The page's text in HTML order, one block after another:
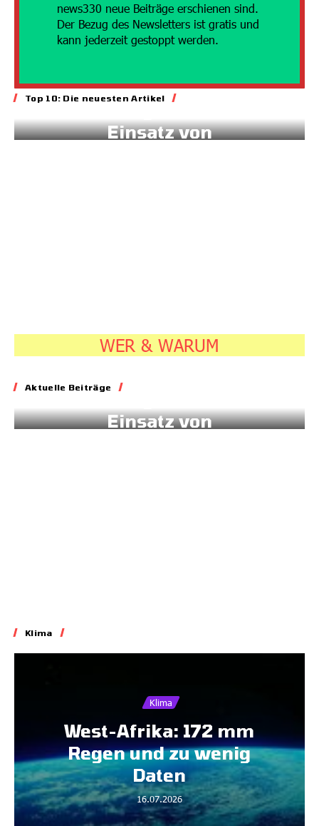
news330 neue Beiträge erschienen sind.
Der Bezug des Newsletters ist gratis und
kann jederzeit gestoppt werden.
Top 10: Die neuesten Artikel
Energie
Einsatz von
WER & WARUM
Aktuelle Beiträge
Geld für gesteuerten
Einsatz von
Klima
Klima
West-Afrika: 172 mm
Regen und zu wenig
Daten
16.07.2026